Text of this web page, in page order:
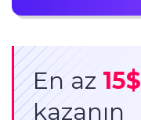
En az 15$
kazanın